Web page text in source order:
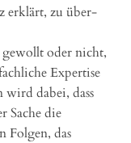
erklärt, zu über-
oder nicht,
Expertise
wird dabei, dass
Sache die
Folgen, das